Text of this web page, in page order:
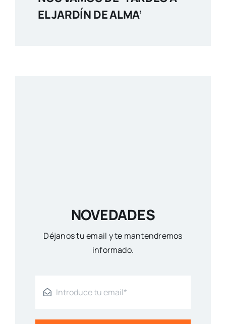
EL JARDÍN DE ALMA’
NOVEDADES
Déjanos tu email y te mantendremos
informado.